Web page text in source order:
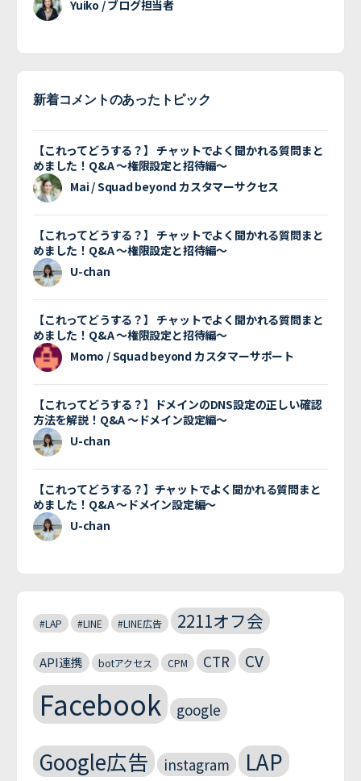
Yuiko / ブログ担当者
新着コメントのあったトピック
【これってどうする？】 チャットでよく聞かれる質問まと
めました！Q&A 〜権限設定と招待編〜
Mai / Squad beyond カスタマーサクセス
【これってどうする？】 チャットでよく聞かれる質問まと
めました！Q&A 〜権限設定と招待編〜
U-chan
【これってどうする？】 チャットでよく聞かれる質問まと
めました！Q&A 〜権限設定と招待編〜
Momo / Squad beyond カスタマーサポート
【これってどうする？】ドメインのDNS設定の正しい確認
方法を解説！Q&A 〜ドメイン設定編〜
U-chan
【これってどうする？】チャットでよく聞かれる質問まと
めました！Q&A 〜ドメイン設定編〜
U-chan
#LAP #LINE #LINE広告 2211オフ会
API連携 botアクセス CPM CTR CV
Facebook google
Google広告 instagram LAP